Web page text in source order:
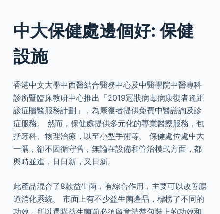
中大保健處邊個好: 保健
設施
香港中文大學中西醫結合醫務中心及中醫學院中醫專科
診所暨臨床教研中心推出「2019冠狀病毒病康復者遙距
診症贈醫服務計劃」，為康復者提供免費中醫諮詢及診
症服務。 然而，保健處提供多元化的專業醫療服務，包
括牙科、物理治療，以至小型手術等。 保健處位處中大
一隅，卻不因循守舊，無論在設備和管治模式方面，都
與時並進，日日新，又日新。
此產品混合了8款益生菌，有綜合作用，主要可以改善腸
道消化系統。 市面上有不少益生菌產品，標榜了不同的
功效，所以選購益生菌前必須留意清楚包裝上的功效和